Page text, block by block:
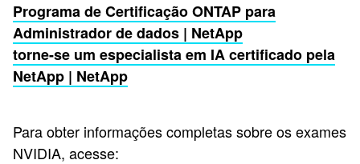
Programa de Certificação ONTAP para
Administrador de dados | NetApp
torne-se um especialista em IA certificado pela
NetApp | NetApp
Para obter informações completas sobre os exames
NVIDIA, acesse: